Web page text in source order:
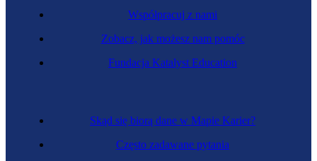
Skąd się biorą dane w Mapie Karier?
Często zadawane pytania
Współpracuj z nami
Zobacz, jak możesz nam pomóc
Fundacja Katalyst Education